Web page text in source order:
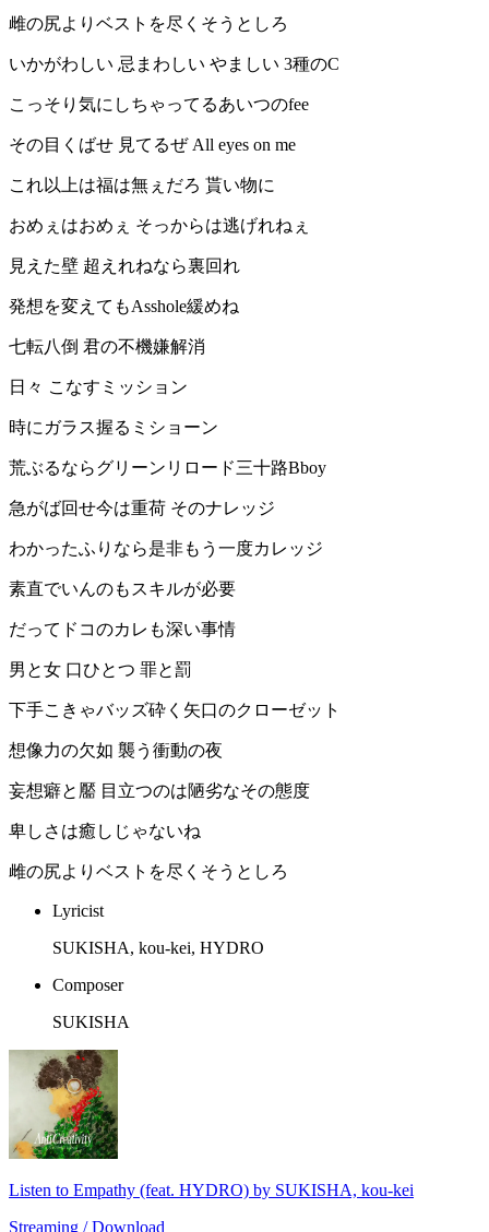
雌の尻よりベストを尽くそうとしろ
いかがわしい 忌まわしい やましい 3種のC
こっそり気にしちゃってるあいつのfee
その目くばせ 見てるぜ All eyes on me
これ以上は福は無ぇだろ 貰い物に
おめぇはおめぇ そっからは逃げれねぇ
見えた壁 超えれねなら裏回れ
発想を変えてもAsshole緩めね
七転八倒 君の不機嫌解消
日々 こなすミッション
時にガラス握るミショーン
荒ぶるならグリーンリロード三十路Bboy
急がば回せ今は重荷 そのナレッジ
わかったふりなら是非もう一度カレッジ
素直でいんのもスキルが必要
だってドコのカレも深い事情
男と女 口ひとつ 罪と罰
下手こきゃバッズ砕く矢口のクローゼット
想像力の欠如 襲う衝動の夜
妄想癖と靨 目立つのは陋劣なその態度
卑しさは癒しじゃないね
雌の尻よりベストを尽くそうとしろ
Lyricist
SUKISHA, kou-kei, HYDRO
Composer
SUKISHA
Listen to Empathy (feat. HYDRO) by SUKISHA, kou-kei
Streaming / Download